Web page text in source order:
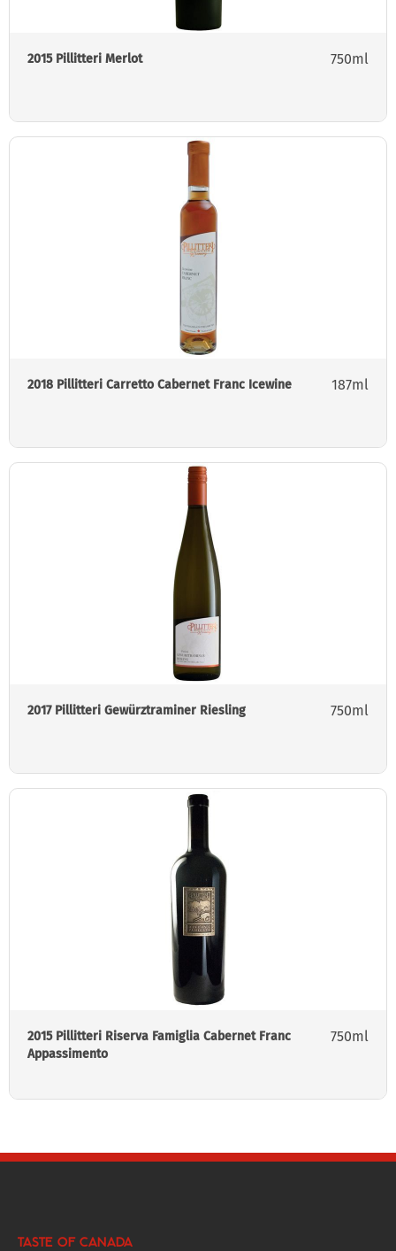
2015 Pillitteri Merlot 750ml
2018 Pillitteri Carretto Cabernet Franc Icewine 187ml
2017 Pillitteri Gewürztraminer Riesling 750ml
2015 Pillitteri Riserva Famiglia Cabernet Franc
Appassimento
750ml
TASTE OF CANADA